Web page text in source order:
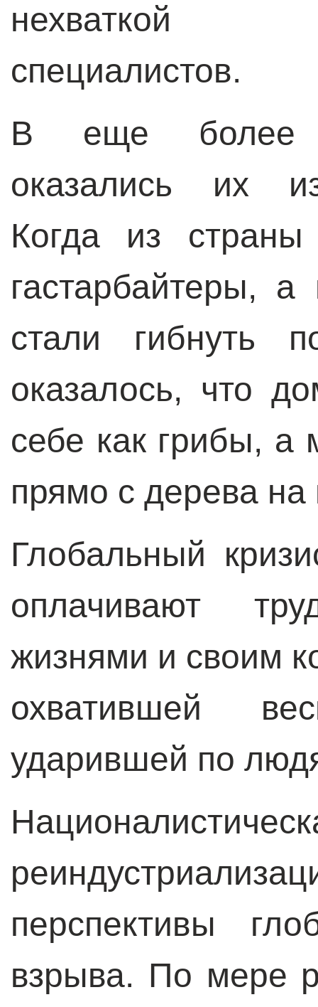
нехваткой
специалистов.
В еще более
оказались их
Когда из
гастарбайтеры, а
стали гибнуть
оказалось, что
себе как грибы,
прямо с дерева на
Глобальный
оплачивают
жизнями и своим
охватившей
ударившей по
перспективы
взрыва. По мере